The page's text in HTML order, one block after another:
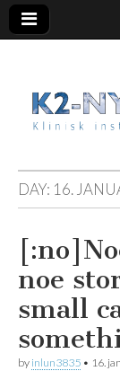
K2
DAY: 16.
noe
small
by inlun3835 • 16.